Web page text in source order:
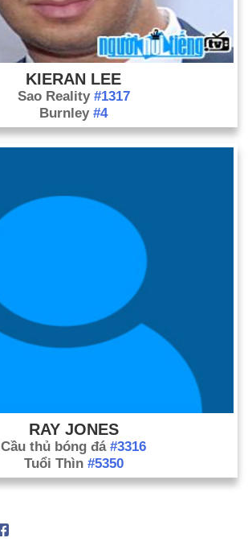
KIERAN LEE
Sao Reality #1317
Burnley #4
RAY JONES
Cầu thủ bóng đá #3316
Tuổi Thìn #5350